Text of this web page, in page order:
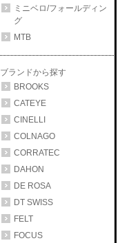
ミニベロ/フォールディン
グ
MTB
ブランドから探す
BROOKS
CATEYE
CINELLI
COLNAGO
CORRATEC
DAHON
DE ROSA
DT SWISS
FELT
FOCUS